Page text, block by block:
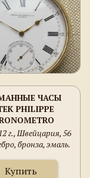
ЧАСЫ
PHILIPPE
GONDOLO
г., Швейцария, 56
бронза, эмаль.
Купить